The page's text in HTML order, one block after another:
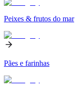
Peixes & frutos do mar
Pães e farinhas